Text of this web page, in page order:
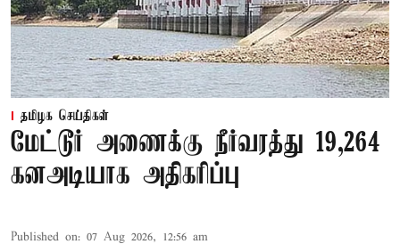
தமிழக செய்திகள்
மேட்டூர் அணைக்கு நீர்வரத்து 19,264
கனஅடியாக அதிகரிப்பு
Published on: 07 Aug 2026, 12:56 am